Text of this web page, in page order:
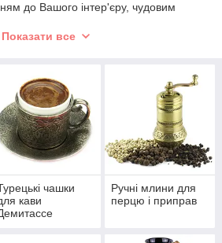
до Вашого інтер'єру, чудовим
Показати все
чашки
кави
Ручні млини для
перцю і приправ